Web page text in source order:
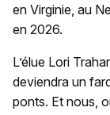
en Virginie, au
en 2026.
L’élue Lori
deviendra un
ponts. Et nous,